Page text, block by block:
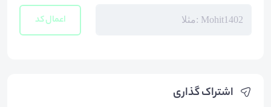
اشتراک گذاری
اعمال کد